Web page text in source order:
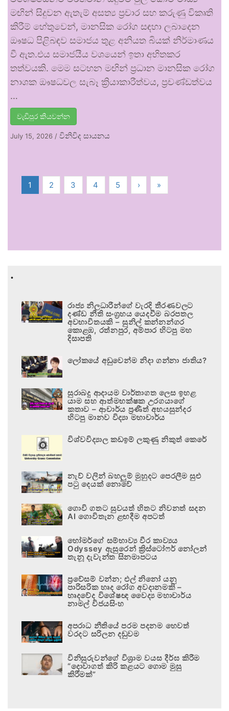
මඟින් සිදුවන ඇතැම් අසත්‍ය ප්‍රචාර සහ කරුණු විකෘති
කිරීම් හේතුවෙන්, මානසික රෝග සඳහා ලබාදෙන
ඖෂධ පිළිබඳව සමාජය තුළ අනියත බියක් නිර්මාණය
වී ඇත.එය සමාජයීය වශයෙන් ඉතා අහිතකර
තත්වයකි. මෙම සටහන මඟින් ප්‍රධාන මානසික රෝග
නාශක ඖෂධවල සැබෑ ක්‍රියාකාරීත්වය, ප්‍රචණ්ඩත්වය
…
වැඩිපුර කියවන්න
July 15, 2026 / විනිවිද සායනය
1 2 3 4 5 › »
.
රාජ්‍ය නිලධාරීන්ගේ වැරදි තීරණවලට
දණ්ඩ නීති සංග්‍රහය යෙදවීම බරපතල
අවභාවිතයකි – සුනිල් කන්නන්ගර
කොළඹ, රත්නපුර, අම්පාර හිටපු මහ
දිසාපති
ලෝකයේ අඩුවෙන්ම නිදා ගන්නා ජාතිය?
සුරාබදු ආදායම වාර්තාගත ලෙස ඉහළ
යාම සහ ආත්මභක්ෂක උරගයාගේ
කතාව – ආචාර්ය ප්‍රණීත් අභයසුන්දර
හිටපු මානව විද්‍යා මහාචාර්ය
විශ්වවිද්‍යාල කඩඉම් ලකුණු නිකුත් කෙරේ
නැව් වලින් බහලුම් මුහුදට පෙරලීම සුළු
පටු දෙයක් නොවේ
ගොවි ගතට සුවයත් හිතට නිවනත් සදන
AI ගොවිතැන ළඟදීම අපටත්
හෝමර්ගේ සම්භාව්‍ය වීර කාව්‍යය
Odyssey ඇසුරෙන් ක්‍රිස්ටෝෆර් නෝලන්
තැනූ දැවැන්ත සිනමාපටය
ප්‍රවේසම් වන්න; එල් නිනෝ යනු
පාරිසරික හෘද රෝග අවදානමකි –
හෘදවේද විශේෂඥ වෛද්‍ය මහාචාර්ය
නාමල් විජයසිංහ
අපරාධ නීතියේ පරම පදනම හෙවත්
වරදට සරිලන දඬුවම
විනිසුරුවන්ගේ විශ්‍රාම වයස දීර්ඝ කිරීම
“දොවාගත් කිරි කළයට ගොම මුසු
කිරීමක්”